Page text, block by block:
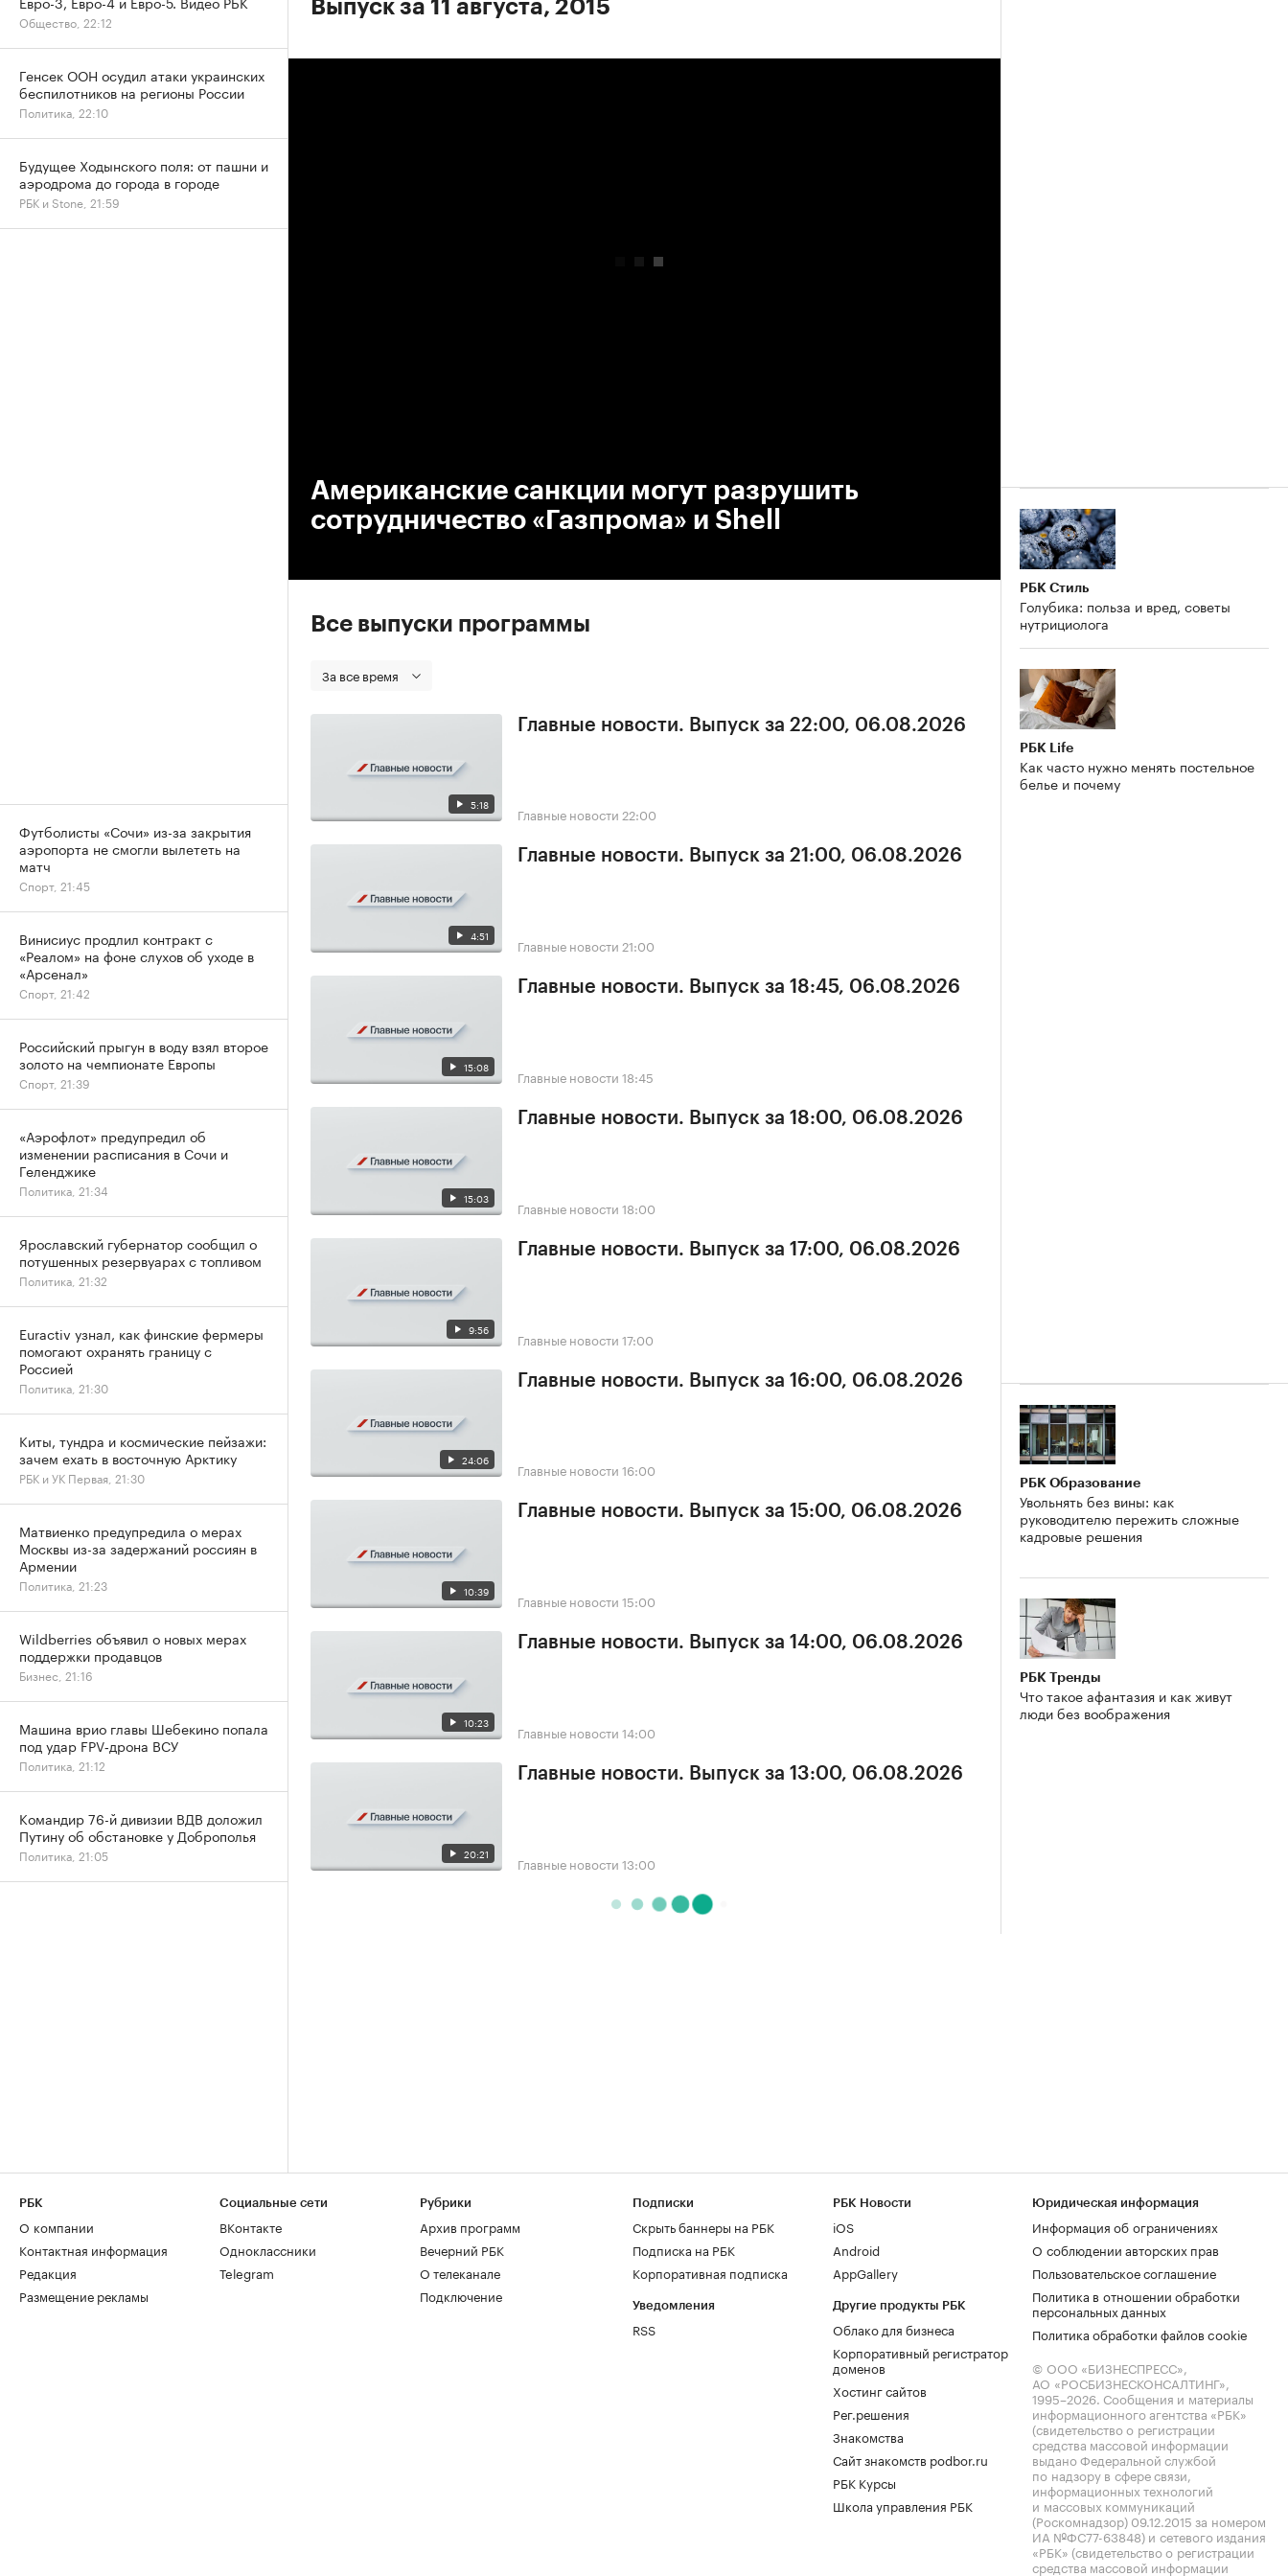
Выпуск за 11 августа, 2015
Американские санкции могут разрушить
сотрудничество «Газпрома» и Shell
Все выпуски программы
За все время
5:18
Главные новости. Выпуск за 22:00, 06.08.2026
Главные новости 22:00
4:51
Главные новости. Выпуск за 21:00, 06.08.2026
Главные новости 21:00
15:08
Главные новости. Выпуск за 18:45, 06.08.2026
Главные новости 18:45
15:03
Главные новости. Выпуск за 18:00, 06.08.2026
Главные новости 18:00
9:56
Главные новости. Выпуск за 17:00, 06.08.2026
Главные новости 17:00
24:06
Главные новости. Выпуск за 16:00, 06.08.2026
Главные новости 16:00
10:39
Главные новости. Выпуск за 15:00, 06.08.2026
Главные новости 15:00
10:23
Главные новости. Выпуск за 14:00, 06.08.2026
Главные новости 14:00
20:21
Главные новости. Выпуск за 13:00, 06.08.2026
Главные новости 13:00
РБК Стиль
Голубика: польза и вред, советы
нутрициолога
РБК Life
Как часто нужно менять постельное
белье и почему
РБК Образование
Увольнять без вины: как
руководителю пережить сложные
кадровые решения
РБК Тренды
Что такое афантазия и как живут
люди без воображения
Общество, 22:12
Генсек ООН осудил атаки украинских
беспилотников на регионы России
Политика, 22:10
Будущее Ходынского поля: от пашни и
аэродрома до города в городе
РБК и Stone, 21:59
Футболисты «Сочи» из-за закрытия
аэропорта не смогли вылететь на
матч
Спорт, 21:45
Винисиус продлил контракт с
«Реалом» на фоне слухов об уходе в
«Арсенал»
Спорт, 21:42
Российский прыгун в воду взял второе
золото на чемпионате Европы
Спорт, 21:39
«Аэрофлот» предупредил об
изменении расписания в Сочи и
Геленджике
Политика, 21:34
Ярославский губернатор сообщил о
потушенных резервуарах с топливом
Политика, 21:32
Euractiv узнал, как финские фермеры
помогают охранять границу с
Россией
Политика, 21:30
Киты, тундра и космические пейзажи:
зачем ехать в восточную Арктику
РБК и УК Первая, 21:30
Матвиенко предупредила о мерах
Москвы из-за задержаний россиян в
Армении
Политика, 21:23
Wildberries объявил о новых мерах
поддержки продавцов
Бизнес, 21:16
Машина врио главы Шебекино попала
под удар FPV‑дрона ВСУ
Политика, 21:12
Командир 76-й дивизии ВДВ доложил
Путину об обстановке у Доброполья
Политика, 21:05
РБК
О компании
Контактная информация
Редакция
Размещение рекламы
Социальные сети
ВКонтакте
Одноклассники
Telegram
Рубрики
Архив программ
Вечерний РБК
О телеканале
Подключение
Подписки
Скрыть баннеры на РБК
Подписка на РБК
Корпоративная подписка
Уведомления
RSS
РБК Новости
iOS
Android
AppGallery
Другие продукты РБК
Облако для бизнеса
Корпоративный регистратор
доменов
Хостинг сайтов
Рег.решения
Знакомства
Сайт знакомств podbor.ru
РБК Курсы
Школа управления РБК
Юридическая информация
Информация об ограничениях
О соблюдении авторских прав
Пользовательское соглашение
Политика в отношении обработки
персональных данных
Политика обработки файлов cookie
© ООО «БИЗНЕСПРЕСС»,
АО «РОСБИЗНЕСКОНСАЛТИНГ»,
1995–2026. Сообщения и материалы
информационного агентства «РБК»
(свидетельство о регистрации
средства массовой информации
выдано Федеральной службой
по надзору в сфере связи,
информационных технологий
и массовых коммуникаций
(Роскомнадзор) 09.12.2015 за номером
ИА №ФС77-63848) и сетевого издания
«РБК» (свидетельство о регистрации
средства массовой информации